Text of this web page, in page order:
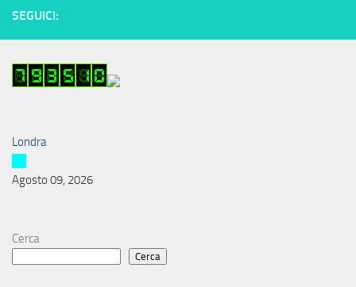
SEGUICI:
Londra
Agosto 09, 2026
Cerca
Cerca